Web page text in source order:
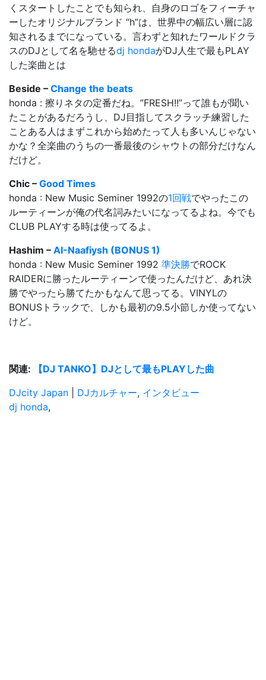
くスタートしたことでも知られ、自身のロゴをフィーチャ
ーしたオリジナルブランド “h”は、世界中の幅広い層に認
知されるまでになっている。言わずと知れたワールドクラ
スのDJとして名を馳せるdj hondaがDJ人生で最もPLAY
した楽曲とは
Beside – Change the beats
honda : 擦りネタの定番だね。”FRESH!!”って誰もが聞い
たことがあるだろうし、DJ目指してスクラッチ練習した
ことある人はまずこれから始めたって人も多いんじゃない
かな？全楽曲のうちの一番最後のシャウトの部分だけなん
だけど。
Chic – Good Times
honda : New Music Seminer 1992の1回戦でやったこの
ルーティーンが俺の代名詞みたいになってるよね。今でも
CLUB PLAYする時は使ってるよ。
Hashim – AI-Naafiysh (BONUS 1)
honda : New Music Seminer 1992 準決勝でROCK
RAIDERに勝ったルーティーンで使ったんだけど、あれ決
勝でやったら勝てたかもなんて思ってる。VINYLの
BONUSトラックで、しかも最初の9.5小節しか使ってない
けど。
関連:
【DJ TANKO】DJとして最もPLAYした曲
DJcity Japan
DJカルチャー, インタビュー
dj honda,